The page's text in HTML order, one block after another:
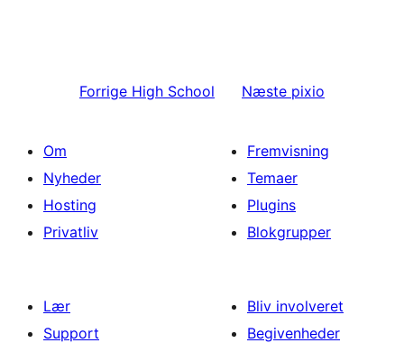
Forrige High School Næste pixio
Om
Nyheder
Hosting
Privatliv
Fremvisning
Temaer
Plugins
Blokgrupper
Lær
Support
Bliv involveret
Begivenheder